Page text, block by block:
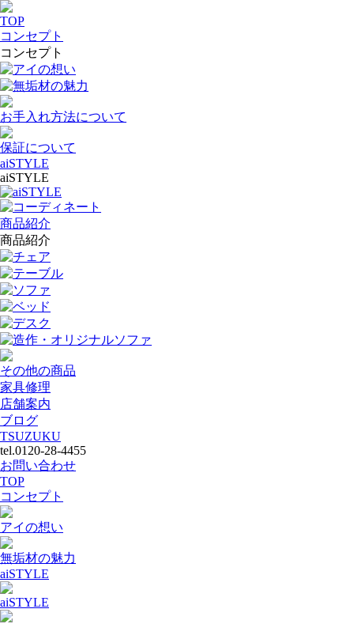
TOP
コンセプト
コンセプト
アイの想い
無垢材の魅力
お手入れ方法について
保証について
aiSTYLE
aiSTYLE
aiSTYLE
コーディネート
商品紹介
商品紹介
チェア
テーブル
ソファ
ベッド
デスク
造作・オリジナルソファ
その他の商品
家具修理
店舗案内
ブログ
TSUZUKU
tel.0120-28-4455
お問い合わせ
TOP
コンセプト
アイの想い
無垢材の魅力
aiSTYLE
aiSTYLE